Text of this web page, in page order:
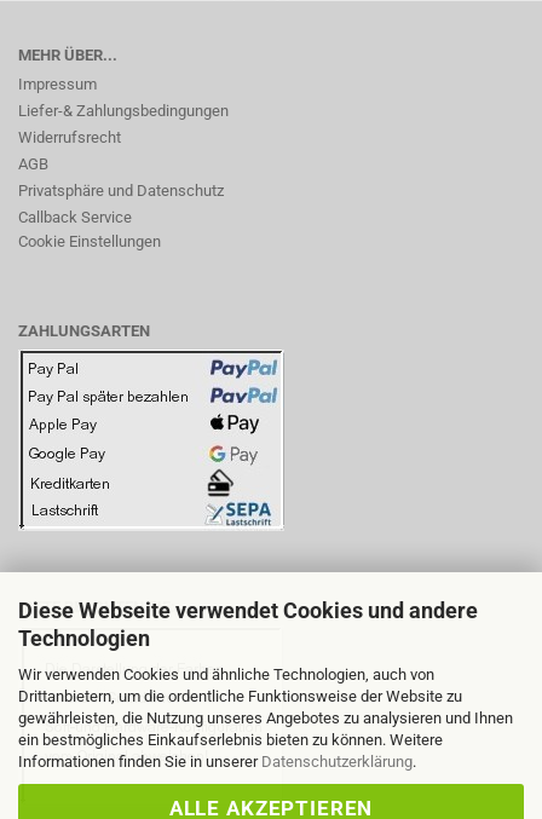
Diese Webseite verwendet Cookies und andere
Technologien
Wir verwenden Cookies und ähnliche Technologien, auch von
Drittanbietern, um die ordentliche Funktionsweise der Website zu
gewährleisten, die Nutzung unseres Angebotes zu analysieren und Ihnen
ein bestmögliches Einkaufserlebnis bieten zu können. Weitere
Informationen finden Sie in unserer Datenschutzerklärung.
ALLE AKZEPTIEREN
MEHR ÜBER...
Impressum
Liefer-& Zahlungsbedingungen
Widerrufsrecht
AGB
Privatsphäre und Datenschutz
Callback Service
Cookie Einstellungen
ZAHLUNGSARTEN
BITTE BEACHTEN SIE: